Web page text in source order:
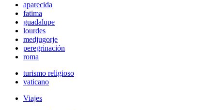
aparecida
fatima
guadalupe
lourdes
medjugorje
peregrinación
roma
turismo religioso
vaticano
Viajes